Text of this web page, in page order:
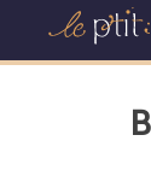
Skip